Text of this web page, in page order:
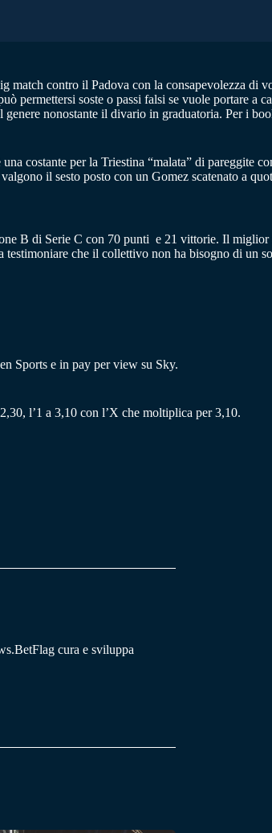
contro il Padova con la consapevolezza di
permettersi soste o passi falsi se vuole portare
nonostante il divario in graduatoria. Per i
costante per la Triestina “malata” di pareggite
il sesto posto con un Gomez scatenato a
B di Serie C con 70 punti e 21 vittorie. Il
che il collettivo non ha bisogno di un
Sports e in pay per view su Sky.
l’1 a 3,10 con l’X che moltiplica per 3,10.
cura e sviluppa